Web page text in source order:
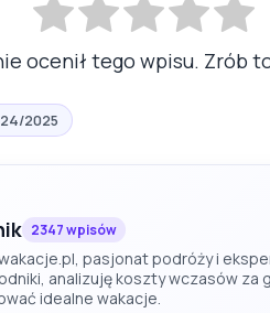
ocenił tego wpisu. Zrób
2025
2347 wpisów
pasjonat podróży i
analizuję koszty wczasów
idealne wakacje.